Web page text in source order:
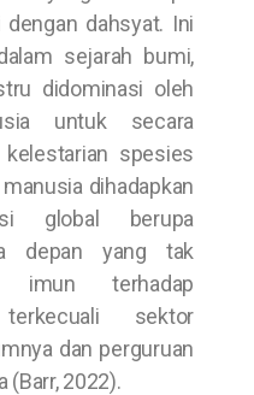
dahsyat. Ini
sejarah bumi,
didominasi oleh
untuk secara
spesies
dihadapkan
global berupa
depan yang tak
imun terhadap
sektor
dan perguruan
(Barr, 2022).